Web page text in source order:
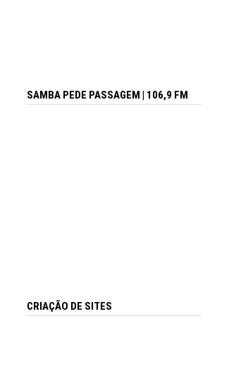
SAMBA PEDE PASSAGEM | 106,9 FM
CRIAÇÃO DE SITES